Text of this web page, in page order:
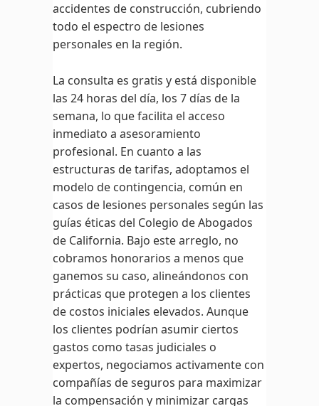
accidentes de construcción, cubriendo
todo el espectro de lesiones
personales en la región.
La consulta es gratis y está disponible
las 24 horas del día, los 7 días de la
semana, lo que facilita el acceso
inmediato a asesoramiento
profesional. En cuanto a las
estructuras de tarifas, adoptamos el
modelo de contingencia, común en
casos de lesiones personales según las
guías éticas del Colegio de Abogados
de California. Bajo este arreglo, no
cobramos honorarios a menos que
ganemos su caso, alineándonos con
prácticas que protegen a los clientes
de costos iniciales elevados. Aunque
los clientes podrían asumir ciertos
gastos como tasas judiciales o
expertos, negociamos activamente con
compañías de seguros para maximizar
la compensación y minimizar cargas